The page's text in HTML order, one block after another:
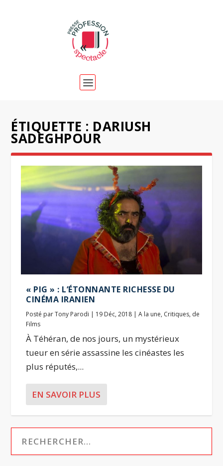
ÉTIQUETTE : DARIUSH
SADEGHPOUR
« PIG » : L’ÉTONNANTE RICHESSE DU
CINÉMA IRANIEN
Posté parTony Parodi | 19 Déc, 2018 |A la une, Critiques, de
Films
À Téhéran, de nos jours, un mystérieux
tueur en série assassine les cinéastes les
plus réputés,...
EN SAVOIR PLUS